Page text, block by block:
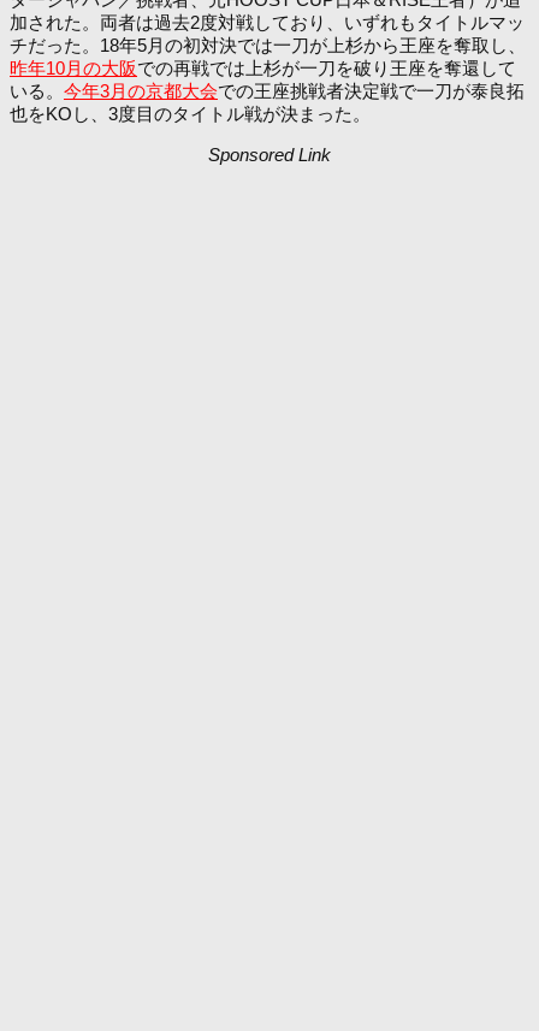
加された。両者は過去2度対戦しており、いずれもタイトルマッ
チだった。18年5月の初対決では一刀が上杉から王座を奪取し、
昨年10月の大阪での再戦では上杉が一刀を破り王座を奪還して
いる。 今年3月の京都大会での王座挑戦者決定戦で一刀が泰良拓
也をKOし、3度目のタイトル戦が決まった。
Sponsored Link